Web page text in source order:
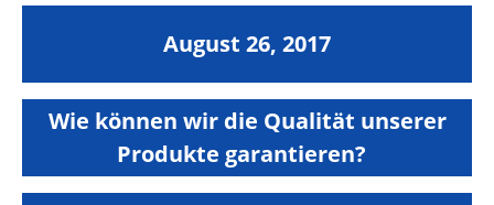
August 26, 2017
Wie können wir die Qualität unserer
Produkte garantieren?